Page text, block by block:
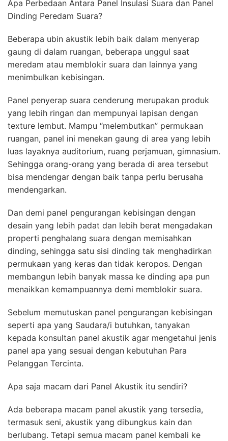
Apa Perbedaan Antara Panel Insulasi Suara dan Panel
Dinding Peredam Suara?
Beberapa ubin akustik lebih baik dalam menyerap
gaung di dalam ruangan, beberapa unggul saat
meredam atau memblokir suara dan lainnya yang
menimbulkan kebisingan.
Panel penyerap suara cenderung merupakan produk
yang lebih ringan dan mempunyai lapisan dengan
texture lembut. Mampu “melembutkan” permukaan
ruangan, panel ini menekan gaung di area yang lebih
luas layaknya auditorium, ruang perjamuan, gimnasium.
Sehingga orang-orang yang berada di area tersebut
bisa mendengar dengan baik tanpa perlu berusaha
mendengarkan.
Dan demi panel pengurangan kebisingan dengan
desain yang lebih padat dan lebih berat mengadakan
properti penghalang suara dengan memisahkan
dinding, sehingga satu sisi dinding tak menghadirkan
permukaan yang keras dan tidak keropos. Dengan
membangun lebih banyak massa ke dinding apa pun
menaikkan kemampuannya demi memblokir suara.
Sebelum memutuskan panel pengurangan kebisingan
seperti apa yang Saudara/i butuhkan, tanyakan
kepada konsultan panel akustik agar mengetahui jenis
panel apa yang sesuai dengan kebutuhan Para
Pelanggan Tercinta.
Apa saja macam dari Panel Akustik itu sendiri?
Ada beberapa macam panel akustik yang tersedia,
termasuk seni, akustik yang dibungkus kain dan
berlubang. Tetapi semua macam panel kembali ke